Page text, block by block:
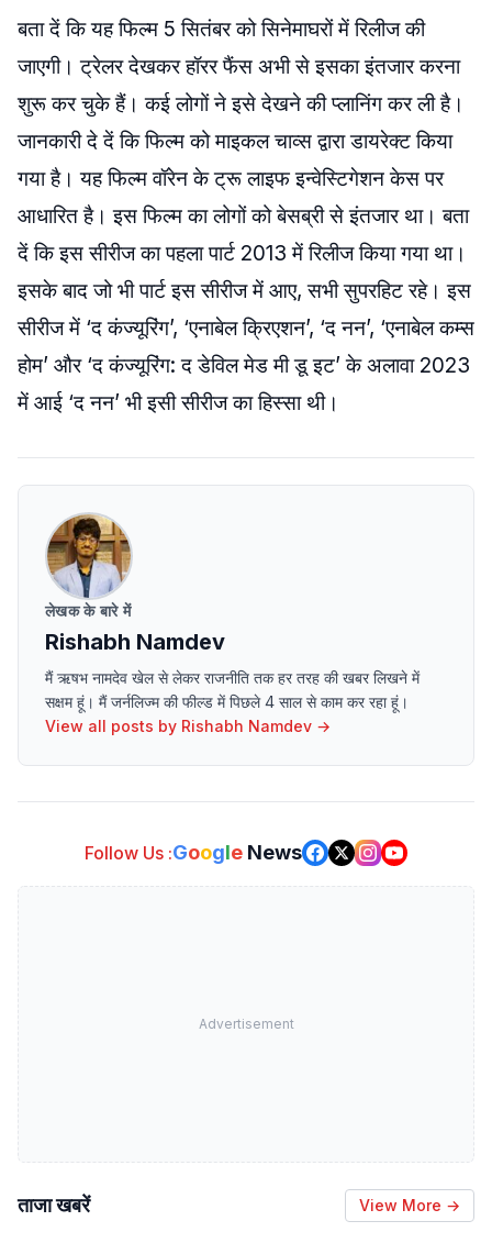
बता दें कि यह फिल्म 5 सितंबर को सिनेमाघरों में रिलीज की
जाएगी। ट्रेलर देखकर हॉरर फैंस अभी से इसका इंतजार करना
शुरू कर चुके हैं। कई लोगों ने इसे देखने की प्लानिंग कर ली है।
जानकारी दे दें कि फिल्म को माइकल चाव्स द्वारा डायरेक्ट किया
गया है। यह फिल्म वॉरेन के ट्रू लाइफ इन्वेस्टिगेशन केस पर
आधारित है। इस फिल्म का लोगों को बेसब्री से इंतजार था। बता
दें कि इस सीरीज का पहला पार्ट 2013 में रिलीज किया गया था।
इसके बाद जो भी पार्ट इस सीरीज में आए, सभी सुपरहिट रहे। इस
सीरीज में ‘द कंज्यूरिंग’, ‘एनाबेल क्रिएशन’, ‘द नन’, ‘एनाबेल कम्स
होम’ और ‘द कंज्यूरिंग: द डेविल मेड मी डू इट’ के अलावा 2023
में आई ‘द नन’ भी इसी सीरीज का हिस्सा थी।
लेखक के बारे में
Rishabh Namdev
मैं ऋषभ नामदेव खेल से लेकर राजनीति तक हर तरह की खबर लिखने में
सक्षम हूं। मैं जर्नलिज्म की फील्ड में पिछले 4 साल से काम कर रहा हूं।
View all posts by Rishabh Namdev →
Follow Us :Google News
Advertisement
ताजा खबरें View More →